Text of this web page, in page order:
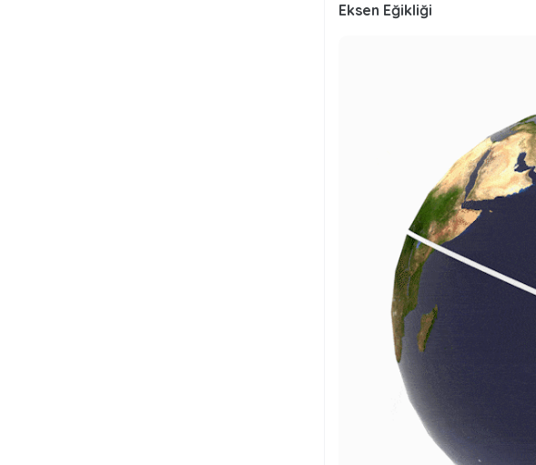
Eksen Eğikliği